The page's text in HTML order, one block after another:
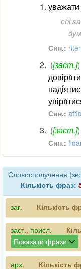
chi
Син.:
([заст.])
Син.:
([заст.])
Син.:
Словосполучення
Кількість фраз:
заг. Кількість
заст., присл.
Показати фрази
арх. Кількість